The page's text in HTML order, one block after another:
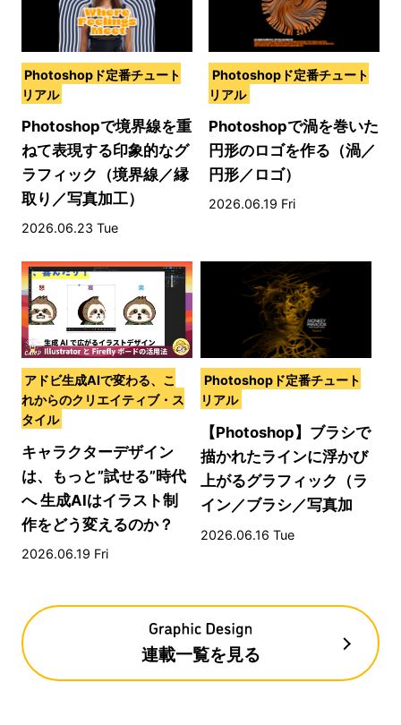
Photoshopド定番チュート
リアル
Photoshopで境界線を重
ねて表現する印象的なグ
ラフィック（境界線／縁
取り／写真加工）
2026.06.23 Tue
Photoshopド定番チュート
リアル
Photoshopで渦を巻いた
円形のロゴを作る（渦／
円形／ロゴ）
2026.06.19 Fri
アドビ生成AIで変わる、こ
れからのクリエイティブ・ス
タイル
キャラクターデザイン
は、もっと”試せる”時代
へ 生成AIはイラスト制
作をどう変えるのか？
2026.06.19 Fri
Photoshopド定番チュート
リアル
【Photoshop】ブラシで
描かれたラインに浮かび
上がるグラフィック（ラ
イン／ブラシ／写真加
工）
2026.06.16 Tue
連載一覧を見る